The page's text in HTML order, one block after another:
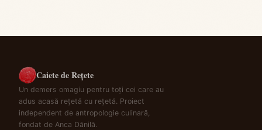
Caiete de Rețete
Un demers omagiu pentru toți cei care au
adus acasă rețetă cu rețetă. Proiect
independent de antropologie culinară,
fondat de Anca Dănilă.